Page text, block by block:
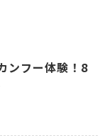
ンフー体験！8